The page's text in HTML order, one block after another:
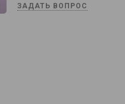
ЗАДАТЬ ВОПРОС